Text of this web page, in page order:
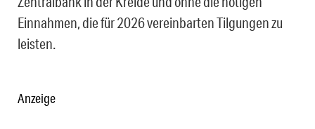
Einnahmen, die für 2026 vereinbarten Tilgungen zu
leisten.
Anzeige